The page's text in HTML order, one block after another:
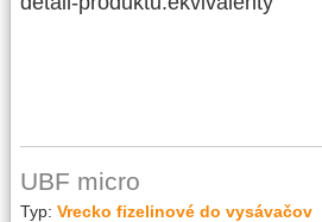
UBF micro
Typ: Vrecko fizelinové do vysávačov